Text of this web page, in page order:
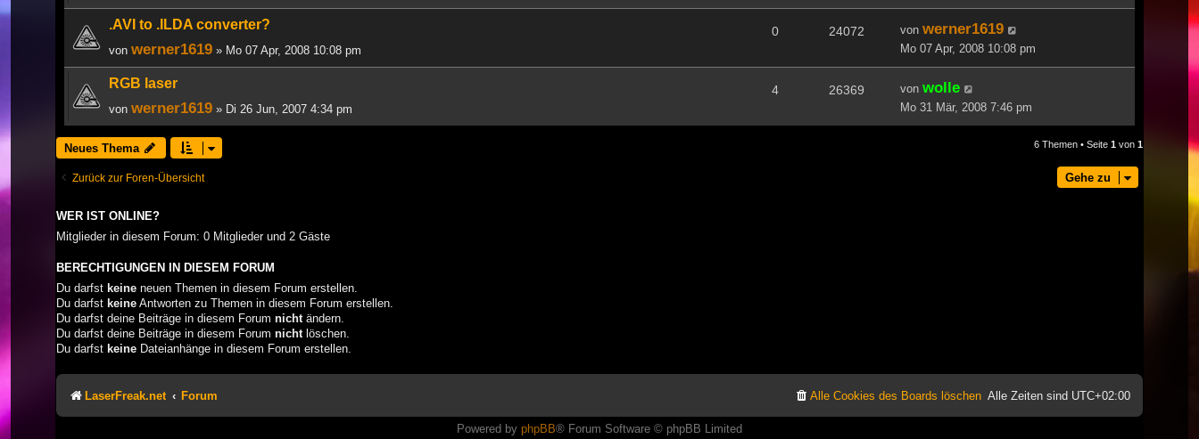
.AVI to .ILDA converter?
von werner1619 » Mo 07 Apr, 2008 10:08 pm
0 24072 von werner1619
Mo 07 Apr, 2008 10:08 pm
RGB laser
von werner1619 » Di 26 Jun, 2007 4:34 pm
4 26369 von wolle
Mo 31 Mär, 2008 7:46 pm
Neues Thema 6 Themen • Seite 1 von 1
Zurück zur Foren-Übersicht Gehe zu
WER IST ONLINE?
Mitglieder in diesem Forum: 0 Mitglieder und 2 Gäste
BERECHTIGUNGEN IN DIESEM FORUM
Du darfst keine neuen Themen in diesem Forum erstellen.
Du darfst keine Antworten zu Themen in diesem Forum erstellen.
Du darfst deine Beiträge in diesem Forum nicht ändern.
Du darfst deine Beiträge in diesem Forum nicht löschen.
Du darfst keine Dateianhänge in diesem Forum erstellen.
LaserFreak.net Forum Alle Zeiten sind UTC+02:00
Alle Cookies des Boards löschen
Powered by phpBB® Forum Software © phpBB Limited